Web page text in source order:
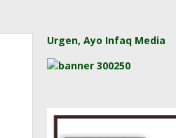
Urgen, Ayo Infaq Media